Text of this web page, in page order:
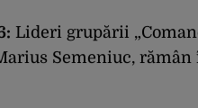
Lideri grupării
Semeniuc,